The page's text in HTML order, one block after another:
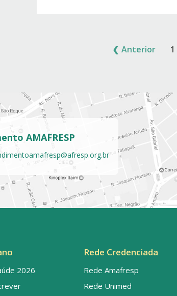
❮ Anterior 1
AMAFRESP
2026
Rede Credenciada
Rede Amafresp
Rede Unimed